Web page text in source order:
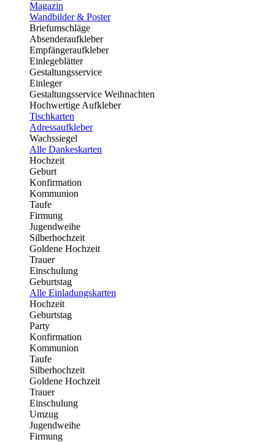
Magazin
Wandbilder & Poster
Briefumschläge
Absenderaufkleber
Empfängeraufkleber
Einlegeblätter
Gestaltungsservice
Einleger
Gestaltungsservice Weihnachten
Hochwertige Aufkleber
Tischkarten
Adressaufkleber
Wachssiegel
Alle Dankeskarten
Hochzeit
Geburt
Konfirmation
Kommunion
Taufe
Firmung
Jugendweihe
Silberhochzeit
Goldene Hochzeit
Trauer
Einschulung
Geburtstag
Alle Einladungskarten
Hochzeit
Geburtstag
Party
Konfirmation
Kommunion
Taufe
Silberhochzeit
Goldene Hochzeit
Trauer
Einschulung
Umzug
Jugendweihe
Firmung